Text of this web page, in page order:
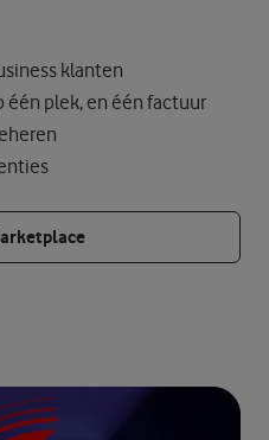
klanten
één plek, en één factuur